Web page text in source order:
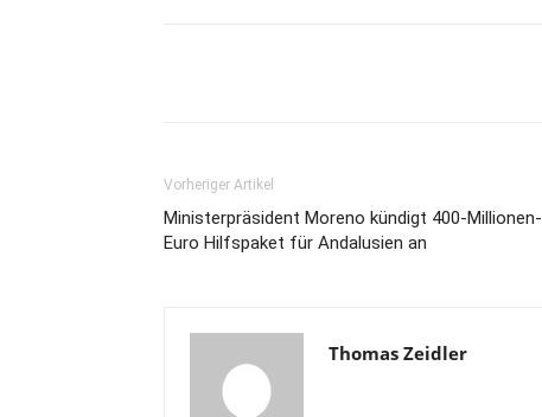
Vorheriger Artikel
Ministerpräsident Moreno kündigt 400-Millionen-
Euro Hilfspaket für Andalusien an
Thomas Zeidler